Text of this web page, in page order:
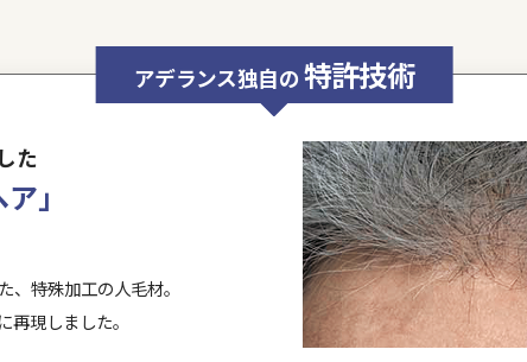
特許2 髪の大敵、静電気の発生を抑える「帯